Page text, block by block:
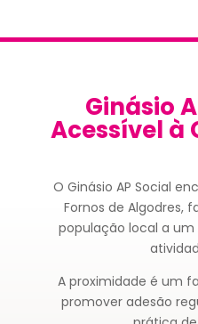
Ginásio
Acessível à
O Ginásio AP Social
Fornos de Algodres,
população local a
A proximidade é um
promover adesão